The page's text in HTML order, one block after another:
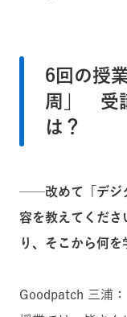
6回の授
周」 受
は？
──改めて「デジ
容を教えてくださ
り、そこから何を
Goodpatch 三浦：